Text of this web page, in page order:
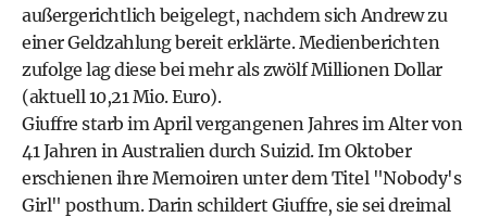
außergerichtlich beigelegt, nachdem sich Andrew zu
einer Geldzahlung bereit erklärte. Medienberichten
zufolge lag diese bei mehr als zwölf Millionen Dollar
(aktuell 10,21 Mio. Euro).
Giuffre starb im April vergangenen Jahres im Alter von
41 Jahren in Australien durch Suizid. Im Oktober
erschienen ihre Memoiren unter dem Titel "Nobody's
Girl" posthum. Darin schildert Giuffre, sie sei dreimal